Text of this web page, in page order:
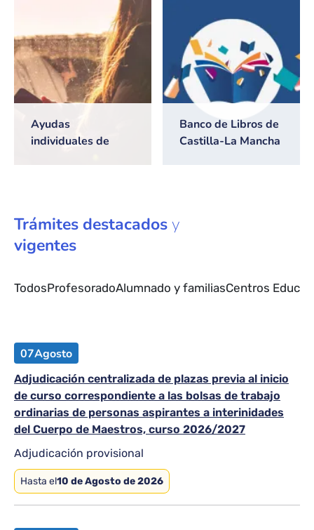
Ayudas
individuales de
Banco de Libros de
Castilla-La Mancha
Trámites destacadosy
vigentes
TodosProfesoradoAlumnado y familiasCentros
07Agosto
Adjudicación centralizada de plazas previa al inicio
de curso correspondiente a las bolsas de trabajo
ordinarias de personas aspirantes a interinidades
del Cuerpo de Maestros, curso 2026/2027
Adjudicación provisional
Hasta el10 de Agosto de 2026